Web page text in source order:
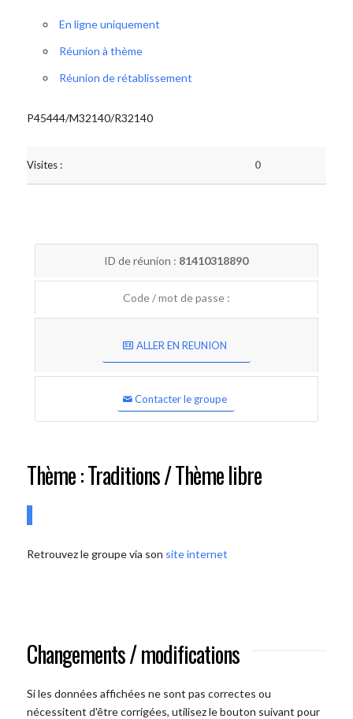
En ligne uniquement
Réunion à thème
Réunion de rétablissement
P45444/M32140/R32140
Visites : 0
ID de réunion : 81410318890
Code / mot de passe :
ALLER EN REUNION
Contacter le groupe
Thème : Traditions / Thème libre
Retrouvez le groupe via son site internet
Changements / modifications
Si les données affichées ne sont pas correctes ou
nécessitent d'être corrigées, utilisez le bouton suivant pour